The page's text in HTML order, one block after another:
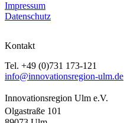
Impressum
Datenschutz
Kontakt
Tel. +49 (0)731 173-121
info@innovationsregion-ulm.de
Innovationsregion Ulm e.V.
Olgastraße 101